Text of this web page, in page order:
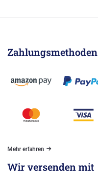
Zahlungsmethoden
Mehr erfahren
Wir versenden mit